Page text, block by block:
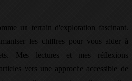
un terrain d'exploration fascinant.
les chiffres pour vous aider à
Mes lectures et mes réflexions
vers une approche accessible de